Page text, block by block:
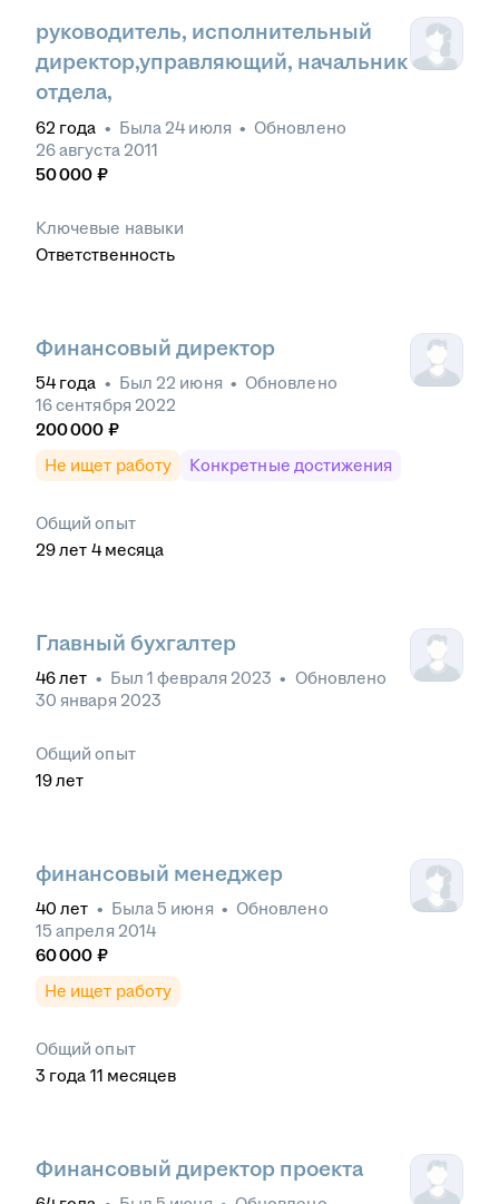
руководитель, исполнительный
директор,управляющий, начальник
отдела,
62 года • Была 24 июля • Обновлено
26 августа 2011
50 000 ₽
Ключевые навыки
Ответственность
Финансовый директор
54 года • Был 22 июня • Обновлено
16 сентября 2022
200 000 ₽
Не ищет работу
Конкретные достижения
Общий опыт
29лет 4 месяца
Главный бухгалтер
46лет • Был 1 февраля 2023 • Обновлено
30 января 2023
Общий опыт
19лет
финансовый менеджер
40 лет • Была5 июня • Обновлено
15 апреля 2014
60 000 ₽
Не ищет работу
Общий опыт
3 года 11 месяцев
Финансовый директор проекта